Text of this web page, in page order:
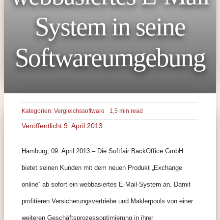
System in seine
Softwareumgebung
Kategorien: Vergleichssoftware 1,5 min read
Veröffentlicht:9. April 2013
Hamburg, 09. April 2013 – Die Softfair BackOffice GmbH
bietet seinen Kunden mit dem neuen Produkt „Exchange
online“ ab sofort ein webbasiertes E-Mail-System an. Damit
profitieren Versicherungsvertriebe und Maklerpools von einer
weiteren Geschäftsprozessoptimierung in ihrer